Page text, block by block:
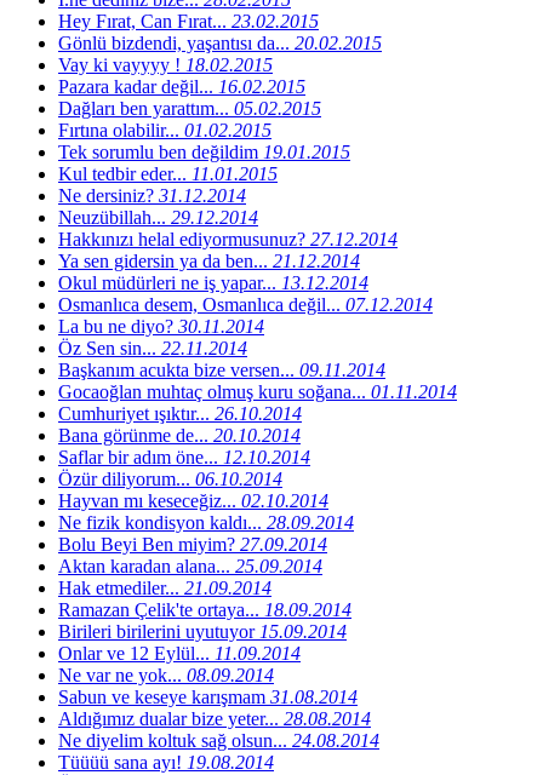
Hey Fırat, Can Fırat... 23.02.2015
Gönlü bizdendi, yaşantısı da... 20.02.2015
Vay ki vayyyy ! 18.02.2015
Pazara kadar değil... 16.02.2015
Dağları ben yarattım... 05.02.2015
Fırtına olabilir... 01.02.2015
Tek sorumlu ben değildim 19.01.2015
Kul tedbir eder... 11.01.2015
Ne dersiniz? 31.12.2014
Neuzübillah... 29.12.2014
Hakkınızı helal ediyormusunuz? 27.12.2014
Ya sen gidersin ya da ben... 21.12.2014
Okul müdürleri ne iş yapar... 13.12.2014
Osmanlıca desem, Osmanlıca değil... 07.12.2014
La bu ne diyo? 30.11.2014
Öz Sen sin... 22.11.2014
Başkanım acukta bize versen... 09.11.2014
Gocaoğlan muhtaç olmuş kuru soğana... 01.11.2014
Cumhuriyet ışıktır... 26.10.2014
Bana görünme de... 20.10.2014
Saflar bir adım öne... 12.10.2014
Özür diliyorum... 06.10.2014
Hayvan mı keseceğiz... 02.10.2014
Ne fizik kondisyon kaldı... 28.09.2014
Bolu Beyi Ben miyim? 27.09.2014
Aktan karadan alana... 25.09.2014
Hak etmediler... 21.09.2014
Ramazan Çelik'te ortaya... 18.09.2014
Birileri birilerini uyutuyor15.09.2014
Onlar ve 12 Eylül... 11.09.2014
Ne var ne yok... 08.09.2014
Sabun ve keseye karışmam 31.08.2014
Aldığımız dualar bize yeter... 28.08.2014
Ne diyelim koltuk sağ olsun... 24.08.2014
Tüüüü sana ayı! 19.08.2014